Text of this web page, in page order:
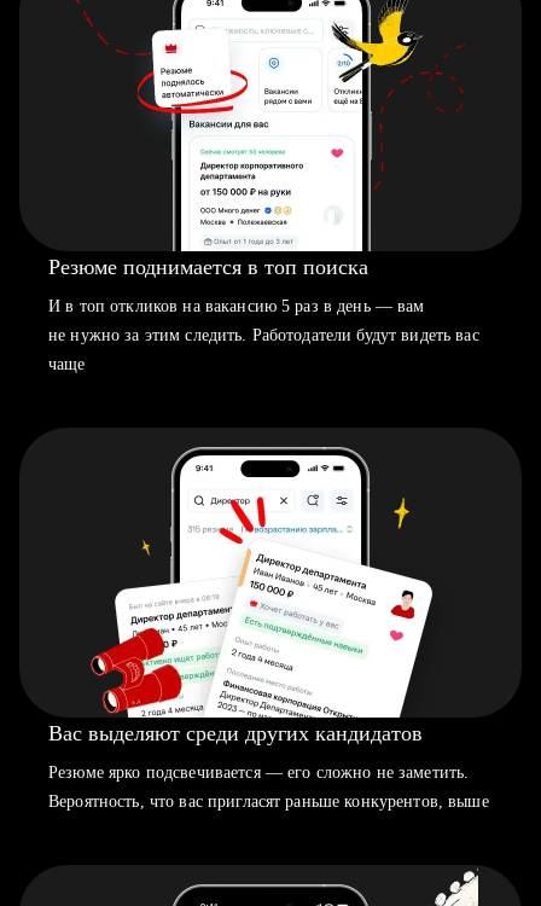
Резюме поднимается в топ поиска
И в топ откликов на вакансию 5 раз в день — вам
не нужно за этим следить. Работодатели будут видеть вас
чаще
Вас выделяют среди других кандидатов
Резюме ярко подсвечивается — его сложно не заметить.
Вероятность, что вас пригласят раньше конкурентов, выше